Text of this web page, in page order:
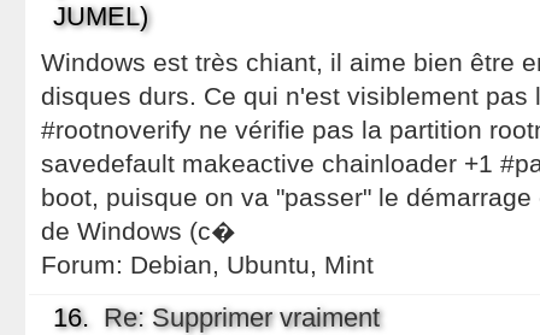
JUMEL)
Windows est très chiant, il aime bien être
disques durs. Ce qui n'est visiblement pas
#rootnoverify ne vérifie pas la partition
savedefault makeactive chainloader +1
boot, puisque on va "passer" le
de Windows (c�
Forum: Debian, Ubuntu, Mint
16. Re: Supprimer vraiment